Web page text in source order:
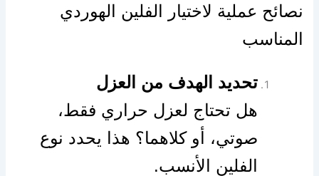
نصائح عملية لاختيار الفلين الهوردي
المناسب
تحديد الهدف من العزل
هل تحتاج لعزل حراري فقط،
صوتي، أو كلاهما؟ هذا يحدد نوع
الفلين الأنسب.